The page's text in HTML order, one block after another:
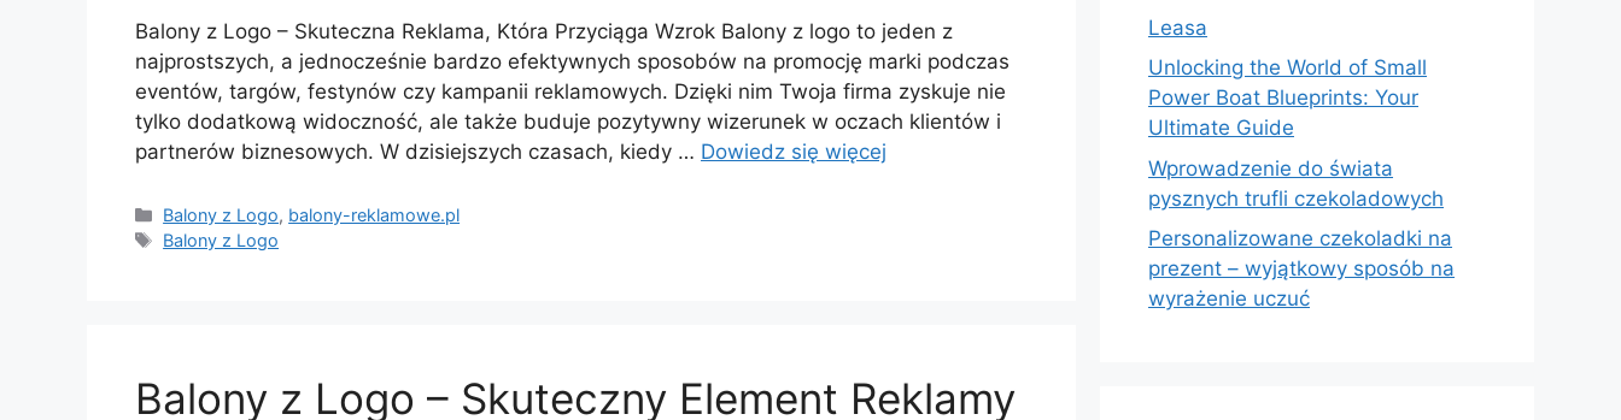
Balony z Logo – Skuteczna Reklama, Która Przyciąga Wzrok Balony z logo to jeden z
najprostszych, a jednocześnie bardzo efektywnych sposobów na promocję marki podczas
eventów, targów, festynów czy kampanii reklamowych. Dzięki nim Twoja firma zyskuje nie
tylko dodatkową widoczność, ale także buduje pozytywny wizerunek w oczach klientów i
partnerów biznesowych. W dzisiejszych czasach, kiedy … Dowiedz się więcej
Kategorie
Balony z Logo, balony-reklamowe.pl
Tagi
Balony z Logo
Balony z Logo – Skuteczny Element Reklamy
Leasa
Unlocking the World of Small
Power Boat Blueprints: Your
Ultimate Guide
Wprowadzenie do świata
pysznych trufli czekoladowych
Personalizowane czekoladki na
prezent – wyjątkowy sposób na
wyrażenie uczuć